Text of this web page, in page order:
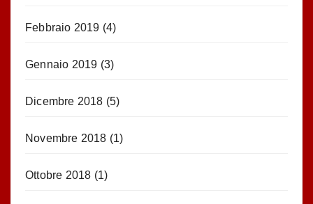
Febbraio 2019 (4)
Gennaio 2019 (3)
Dicembre 2018 (5)
Novembre 2018 (1)
Ottobre 2018 (1)